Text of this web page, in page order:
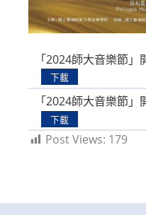
「2024師大音樂節
下載
「2024師大音樂節
下載
Post Views: 179